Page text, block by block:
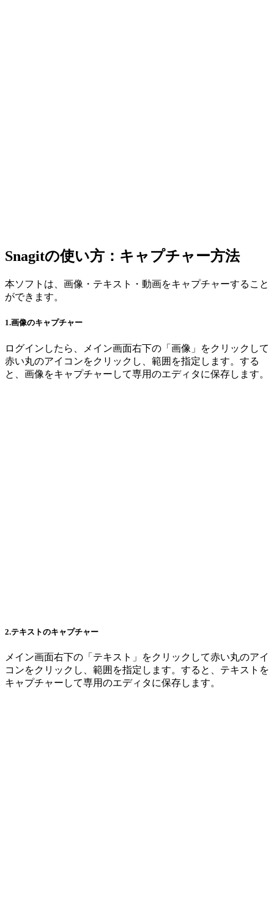
Snagitの使い方：キャプチャー方法
本ソフトは、画像・テキスト・動画をキャプチャーすること
ができます。
1.画像のキャプチャー
ログインしたら、メイン画面右下の「画像」をクリックして
赤い丸のアイコンをクリックし、範囲を指定します。する
と、画像をキャプチャーして専用のエディタに保存します。
2.テキストのキャプチャー
メイン画面右下の「テキスト」をクリックして赤い丸のアイ
コンをクリックし、範囲を指定します。すると、テキストを
キャプチャーして専用のエディタに保存します。